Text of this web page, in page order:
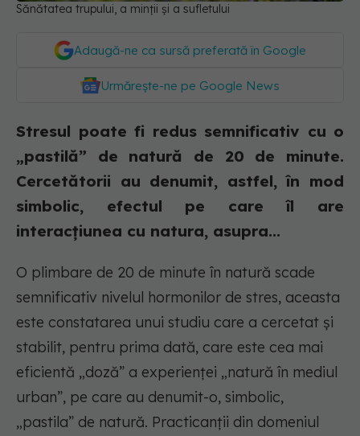
Sănătatea trupului, a minții și a sufletului
Adaugă-ne ca sursă preferată în Google
Urmărește-ne pe Google News
Stresul poate fi redus semnificativ cu o
„pastilă” de natură de 20 de minute.
Cercetătorii au denumit, astfel, în mod
simbolic, efectul pe care îl are
interacțiunea cu natura, asupra...
O plimbare de 20 de minute în natură scade
semnificativ nivelul hormonilor de stres, aceasta
este constatarea unui studiu care a cercetat și
stabilit, pentru prima dată, care este cea mai
eficientă „doză” a experienței „natură în mediul
urban”, pe care au denumit-o, simbolic,
„pastila” de natură. Practicanții din domeniul